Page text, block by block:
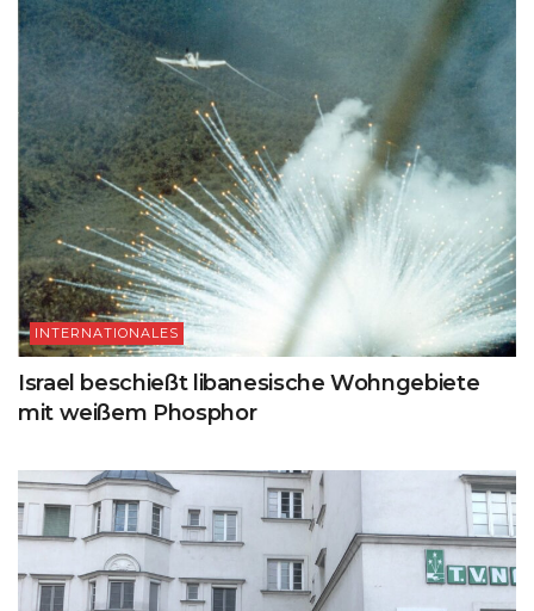
INTERNATIONALES
Israel beschießt libanesische Wohngebiete
mit weißem Phosphor